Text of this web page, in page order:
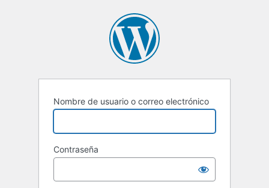
Nombre de usuario o correo electrónico
Contraseña